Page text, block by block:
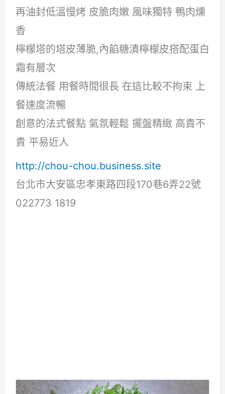
再油封低溫慢烤 皮脆肉嫩 風味獨特 鴨肉燻
香
檸檬塔的塔皮薄脆,內餡糖漬檸檬皮搭配蛋白
霜有層次
傳統法餐 用餐時間很長 在這比較不拘束 上
餐速度流暢
創意的法式餐點 氣氛輕鬆 擺盤精緻 高貴不
貴 平易近人
http://chou-chou.business.site
台北市大安區忠孝東路四段170巷6弄22號
022773 1819